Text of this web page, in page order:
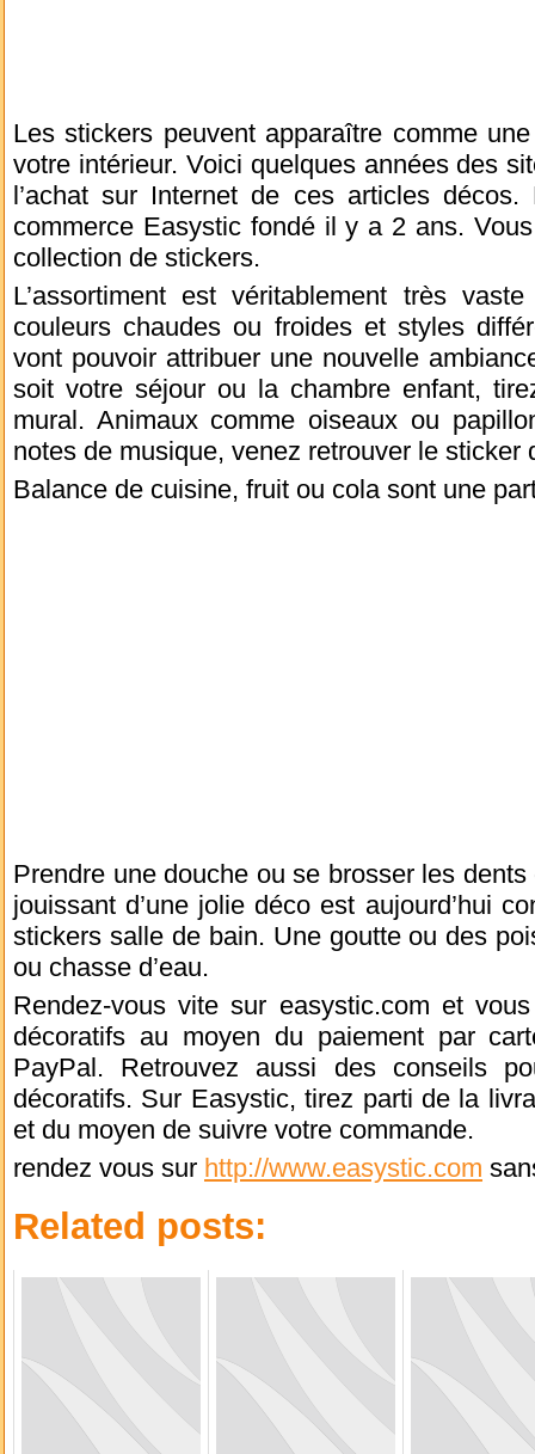
Les stickers peuvent apparaître comme
votre intérieur. Voici quelques années des
l’achat sur Internet de ces articles
commerce Easystic fondé il y a 2 ans.
collection de stickers.
L’assortiment est véritablement très
couleurs chaudes ou froides et styles
vont pouvoir attribuer une nouvelle
soit votre séjour ou la chambre enfant,
mural. Animaux comme oiseaux ou
notes de musique, venez retrouver le sticker
Balance de cuisine, fruit ou cola sont une
Prendre une douche ou se brosser les
jouissant d’une jolie déco est aujourd’hui
stickers salle de bain. Une goutte ou des
ou chasse d’eau.
Rendez-vous vite sur easystic.com et
décoratifs au moyen du paiement par
PayPal. Retrouvez aussi des conseils
décoratifs. Sur Easystic, tirez parti de la
et du moyen de suivre votre commande.
rendez vous sur http://www.easystic.com
Related posts: